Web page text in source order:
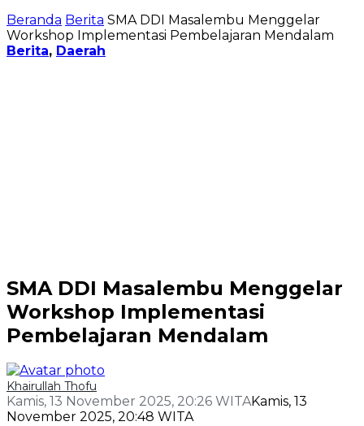
Beranda Berita SMA DDI Masalembu Menggelar
Workshop Implementasi Pembelajaran Mendalam
Berita, Daerah
SMA DDI Masalembu Menggelar
Workshop Implementasi
Pembelajaran Mendalam
Khairullah Thofu
Kamis, 13 November 2025, 20:26 WITAKamis, 13
November 2025, 20:48 WITA